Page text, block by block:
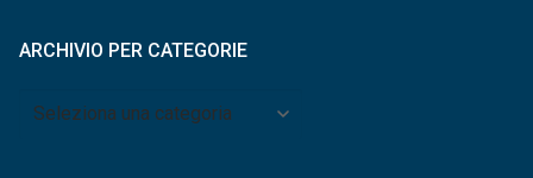
ARCHIVIO PER CATEGORIE
Archivio